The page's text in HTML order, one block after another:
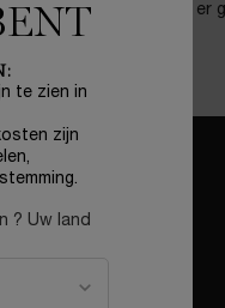
laat de teint stralen en er
ANTI-STRESS
te zien in
zijn
? Uw land